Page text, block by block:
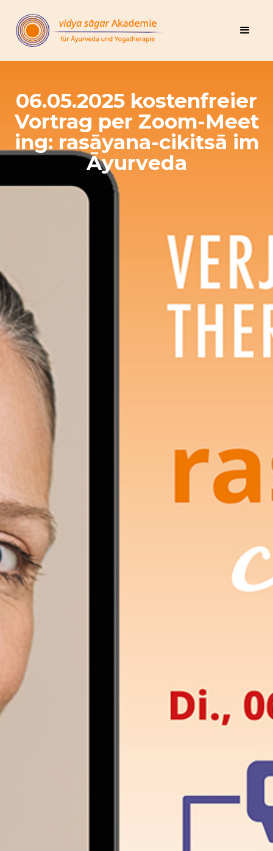
06.05.2025 kostenfreier
Vortrag per Zoom-Meet
ing: rasāyana-cikitsā im
Āyurveda